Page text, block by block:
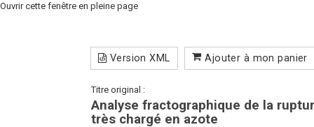
Ouvrir cette fenêtre en pleine page
Version XML Ajouter à mon panier
Titre original :
Analyse fractographique de la
très chargé en azote